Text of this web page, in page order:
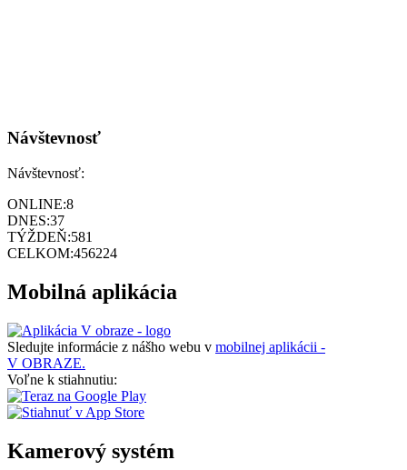
Návštevnosť
Návštevnosť:
ONLINE:8
DNES:37
TÝŽDEŇ:581
CELKOM:456224
Mobilná aplikácia
Sledujte informácie z nášho webu v mobilnej aplikácii -
V OBRAZE.
Voľne k stiahnutiu:
Kamerový systém